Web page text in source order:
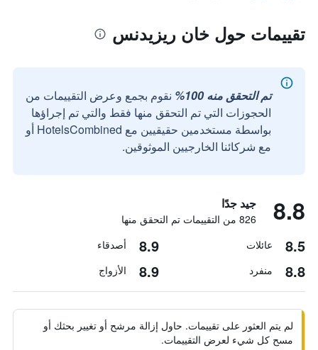
تقييمات حول خان ريزيدنس
تم التحقق منه 100%
نقوم بجمع وعرض التقييمات من
الحجوزات التي تم التحقق منها فقط والتي تم إجراؤها
بواسطة مستخدمين حقيقيين مع HotelsCombined أو
مع شركائنا الخارجيين الموثوقين.
8.8 جيد جدًا
826 من التقييمات تم التحقق منها
8.5 عائلات 8.9 أصدقاء
8.8 منفرد 8.9 الأزواج
لم يتم العثور على تقييمات. حاول إزالة مرشح أو تغيير بحثك أو
مسح كل شيء لعرض التقييمات.